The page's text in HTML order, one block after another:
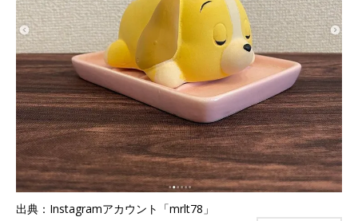
出典：Instagramアカウント「mrlt78」